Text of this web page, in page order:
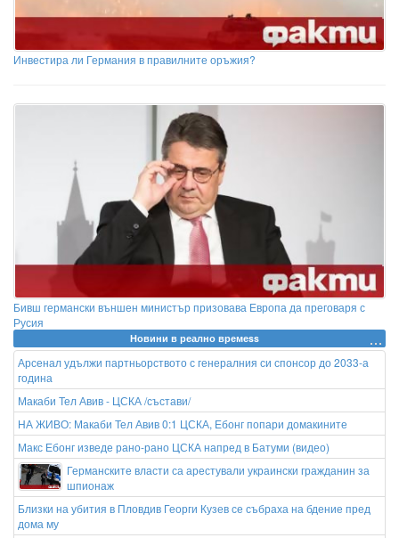
Инвестира ли Германия в правилните оръжия?
Бивш германски външен министър призовава Европа да преговаря с
Русия
Новини в реално времеss
Арсенал удължи партньорството с генералния си спонсор до 2033-а
година
Макаби Тел Авив - ЦСКА /състави/
НА ЖИВО: Макаби Тел Авив 0:1 ЦСКА, Ебонг попари домакините
Макс Ебонг изведе рано-рано ЦСКА напред в Батуми (видео)
Германските власти са арестували украински гражданин за
шпионаж
Близки на убития в Пловдив Георги Кузев се събраха на бдение пред
дома му